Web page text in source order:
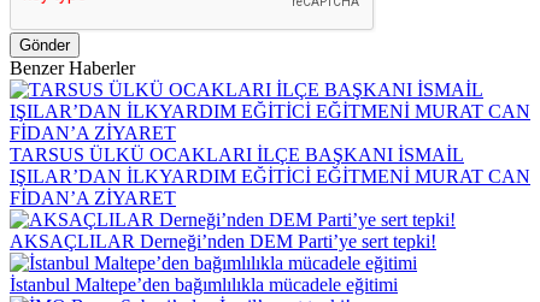
Gönder
Benzer Haberler
TARSUS ÜLKÜ OCAKLARI İLÇE BAŞKANI İSMAİL
IŞILAR’DAN İLKYARDIM EĞİTİCİ EĞİTMENİ MURAT CAN
FİDAN’A ZİYARET
AKSAÇLILAR Derneği’nden DEM Parti’ye sert tepki!
İstanbul Maltepe’den bağımlılıkla mücadele eğitimi